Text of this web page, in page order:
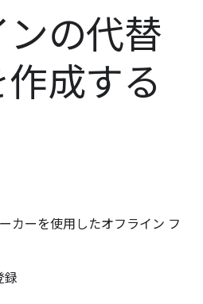
の代替
成する
カーを使用したオフライン フ
録